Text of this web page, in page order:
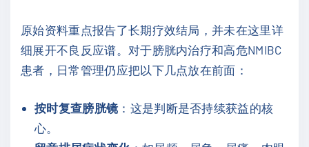
原始资料重点报告了长期疗效结局，并未在这里详
细展开不良反应谱。对于膀胱内治疗和高危NMIBC
患者，日常管理仍应把以下几点放在前面：
按时复查膀胱镜：这是判断是否持续获益的核
心。